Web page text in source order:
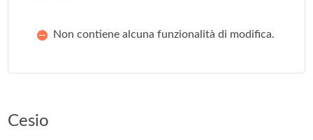
Non contiene alcuna funzionalità di modifica.
Cesio